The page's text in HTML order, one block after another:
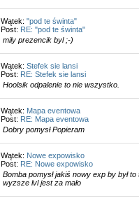
Wątek: "pod te świnta"
Post: RE: "pod te świnta"
mily prezencik byl ;-)
Wątek: Stefek sie lansi
Post: RE: Stefek sie lansi
Hoolsik odpalenie to nie wszystko.
Wątek: Mapa eventowa
Post: RE: Mapa eventowa
Dobry pomysł Popieram
Wątek: Nowe expowisko
Post: RE: Nowe expowisko
Bomba pomysł jakiś nowy exp by był
wyzsze lvl jest za mało